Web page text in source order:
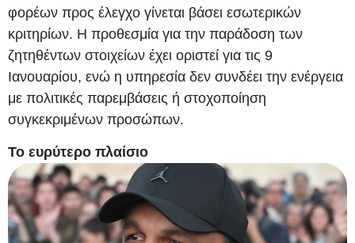
φορέων προς έλεγχο γίνεται βάσει εσωτερικών
κριτηρίων. Η προθεσμία για την παράδοση των
ζητηθέντων στοιχείων έχει οριστεί για τις 9
Ιανουαρίου, ενώ η υπηρεσία δεν συνδέει την ενέργεια
με πολιτικές παρεμβάσεις ή στοχοποίηση
συγκεκριμένων προσώπων.
Το ευρύτερο πλαίσιο